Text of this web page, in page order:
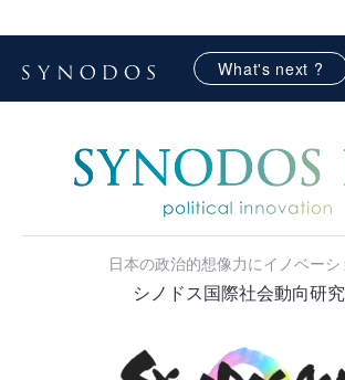
What's next ?
日本の政治的想像力にイノベーシ
シノドス国際社会動向研